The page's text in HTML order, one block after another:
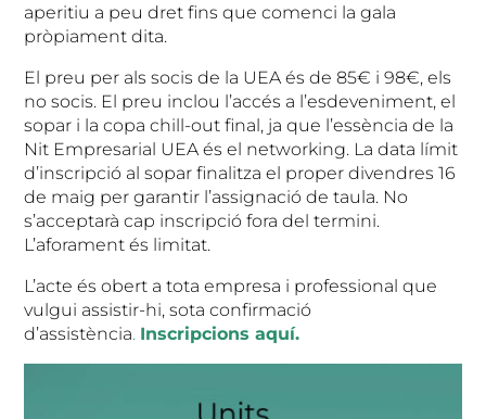
aperitiu a peu dret fins que comenci la gala
pròpiament dita.
El preu per als socis de la UEA és de 85€ i 98€, els
no socis. El preu inclou l’accés a l’esdeveniment, el
sopar i la copa chill-out final, ja que l’essència de la
Nit Empresarial UEA és el networking. La data límit
d’inscripció al sopar finalitza el proper divendres 16
de maig per garantir l’assignació de taula. No
s’acceptarà cap inscripció fora del termini.
L’aforament és limitat.
L’acte és obert a tota empresa i professional que
vulgui assistir-hi, sota confirmació
d’assistència. Inscripcions aquí.